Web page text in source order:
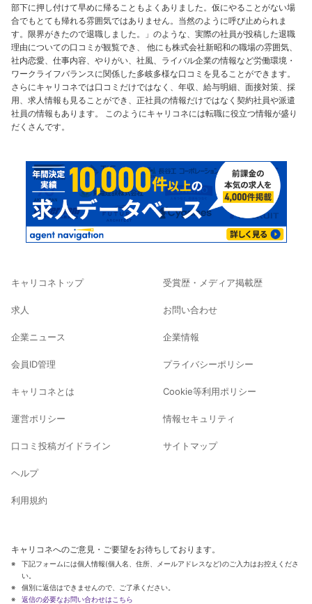
部下に押し付けて早めに帰ることもよくありました。仮にやることがない場
合でもとても帰れる雰囲気ではありません。当然のように呼び止められま
す。限界がきたので退職しました。」のような、実際の社員が投稿した退職
理由についての口コミが観覧でき、 他にも株式会社新昭和の職場の雰囲気、
社内恋愛、仕事内容、やりがい、社風、ライバル企業の情報など労働環境・
ワークライフバランスに関係した多岐多様な口コミを見ることができます。
さらにキャリコネでは口コミだけではなく、年収、給与明細、面接対策、採
用、求人情報も見ることができ、正社員の情報だけではなく契約社員や派遣
社員の情報もあります。 このようにキャリコネには転職に役立つ情報が盛り
だくさんです。
キャリコネトップ
求人
企業ニュース
会員ID管理
キャリコネとは
運営ポリシー
口コミ投稿ガイドライン
ヘルプ
利用規約
受賞歴・メディア掲載歴
お問い合わせ
企業情報
プライバシーポリシー
Cookie等利用ポリシー
情報セキュリティ
サイトマップ
キャリコネへのご意見・ご要望をお待ちしております。
下記フォームには個人情報(個人名、住所、メールアドレスなど)のご入力はお控えくださ
い。
個別に返信はできませんので、ご了承ください。
返信の必要なお問い合わせはこちら